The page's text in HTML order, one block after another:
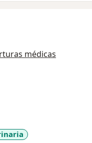
médicas